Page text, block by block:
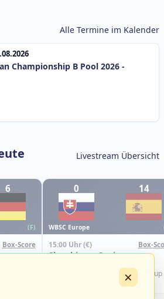
Alle Termine im Kalender
Championship B Pool 2026 -
Livestream Übersicht
6
(F)
Box-Score
0 14
WBSC Europe
15:00 Uhr(€) Box-
Slovakia vs. Spain
Championship B Pool 2026 - Group
×